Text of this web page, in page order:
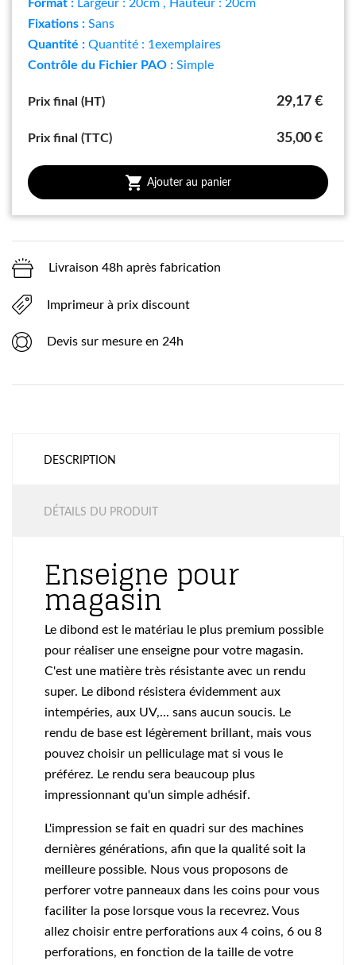
Format : Largeur : 20cm , Hauteur : 20cm
Fixations : Sans
Quantité : Quantité : 1exemplaires
Contrôle du Fichier PAO : Simple
Prix final (HT) 29,17 €
Prix final (TTC) 35,00 €
 Ajouter au panier
Livraison 48h après fabrication
Imprimeur à prix discount
Devis sur mesure en 24h
DESCRIPTION
DÉTAILS DU PRODUIT
Enseigne pour
magasin
Le dibond est le matériau le plus premium possible
pour réaliser une enseigne pour votre magasin.
C'est une matière très résistante avec un rendu
super. Le dibond résistera évidemment aux
intempéries, aux UV,... sans aucun soucis. Le
rendu de base est légèrement brillant, mais vous
pouvez choisir un pelliculage mat si vous le
préférez. Le rendu sera beaucoup plus
impressionnant qu'un simple adhésif.
L'impression se fait en quadri sur des machines
dernières générations, afin que la qualité soit la
meilleure possible. Nous vous proposons de
perforer votre panneaux dans les coins pour vous
faciliter la pose lorsque vous la recevrez. Vous
allez choisir entre perforations aux 4 coins, 6 ou 8
perforations, en fonction de la taille de votre